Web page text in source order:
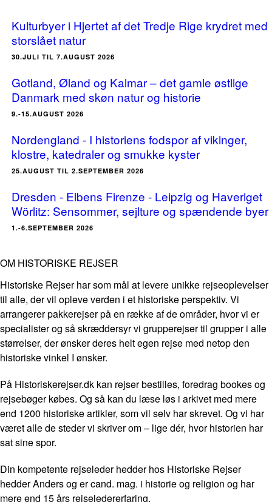
Kulturbyer i Hjertet af det Tredje Rige krydret med
storslået natur
30.JULI TIL 7.AUGUST 2026
Gotland, Øland og Kalmar – det gamle østlige
Danmark med skøn natur og historie
9.-15.AUGUST 2026
Nordengland - I historiens fodspor af vikinger,
klostre, katedraler og smukke kyster
25.AUGUST TIL 2.SEPTEMBER 2026
Dresden - Elbens Firenze - Leipzig og Haveriget
Wörlitz: Sensommer, sejlture og spændende byer
1.-6.SEPTEMBER 2026
OM HISTORISKE REJSER
Historiske Rejser har som mål at levere unikke rejseoplevelser
til alle, der vil opleve verden i et historiske perspektiv. Vi
arrangerer pakkerejser på en række af de områder, hvor vi er
specialister og så skræddersyr vi grupperejser til grupper i alle
størrelser, der ønsker deres helt egen rejse med netop den
historiske vinkel I ønsker.
På Historiskerejser.dk kan rejser bestilles, foredrag bookes og
rejsebøger købes. Og så kan du læse løs i arkivet med mere
end 1200 historiske artikler, som vil selv har skrevet. Og vi har
været alle de steder vi skriver om – lige dér, hvor historien har
sat sine spor.
Din kompetente rejseleder hedder hos Historiske Rejser
hedder Anders og er cand. mag. i historie og religion og har
mere end 15 års rejseledererfaring.